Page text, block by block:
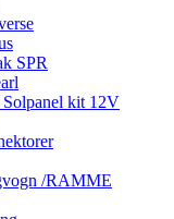
SPR
kit 12V
/RAMME